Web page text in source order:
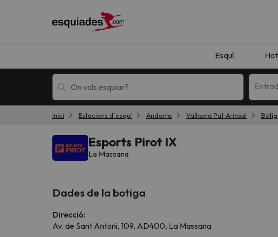
Esquí
!Vaja! No hem trobat resultats que coincideixin amb la
Inici Estacions d´esquí Andorra Vallnord Pal-Arinsal
Esports Pirot IX
La Massana
Dades de la botiga
Direcció:
Av. de Sant Antoni, 109, AD400, La Massana